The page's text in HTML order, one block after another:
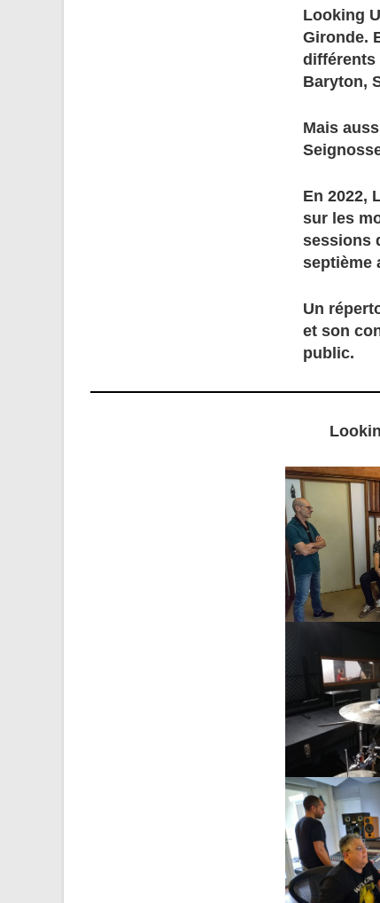
Looking
Gironde.
différents
Baryton,
Mais
En 2022,
sur les
sessions
septième
Un
et son
public.